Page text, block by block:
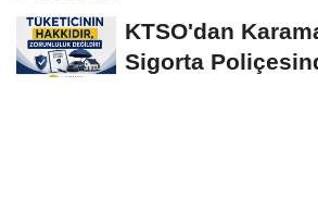
KTSO'dan
Sigorta